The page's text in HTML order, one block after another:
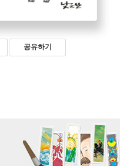
공유하기